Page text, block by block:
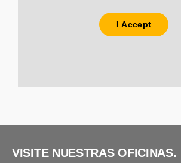
I Accept
VISITE NUESTRAS OFICINAS.